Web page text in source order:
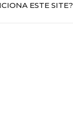
ESTE SITE?